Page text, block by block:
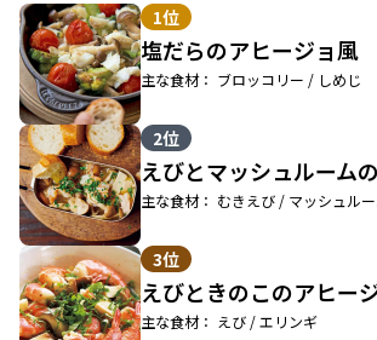
1位
塩だらのアヒージョ風
主な食材： ブロッコリー / しめじ
2位
えびとマッシュルーム
主な食材： むきえび / マッシュル
3位
えびときのこのアヒー
主な食材： えび / エリンギ